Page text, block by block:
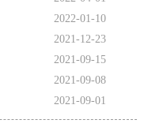
2022-01-10
2021-12-23
2021-09-15
2021-09-08
2021-09-01